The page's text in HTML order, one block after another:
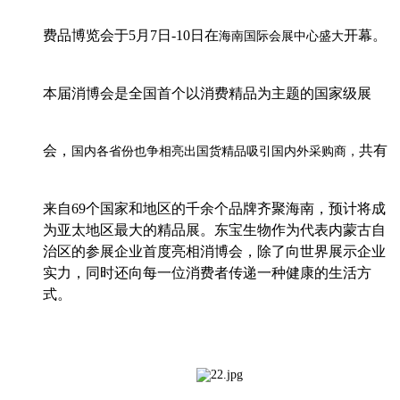
费品博览会于5月7日-10日在海南国际会展中心盛大开幕。
本届消博会是全国首个以消费精品为主题的国家级展
会， 国内各省份也争相亮出国货精品吸引国内外采购商 ， 共有
来自69个国家和地区的千余个品牌齐聚海南，预计将成
为亚太地区最大的精品展。 东宝生物作为代表内蒙古自
治区的参展企业首度亮相消博会， 除了向世界展示企业
实力，同时还向每一位消费者传递一种健康的生活方
式。